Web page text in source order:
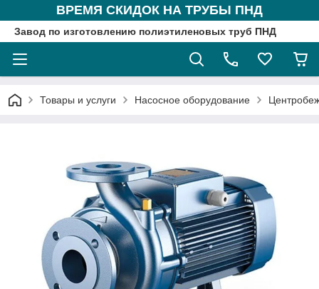
ВРЕМЯ СКИДОК НА ТРУБЫ ПНД
Завод по изготовлению полиэтиленовых труб ПНД
Товары и услуги Насосное оборудование